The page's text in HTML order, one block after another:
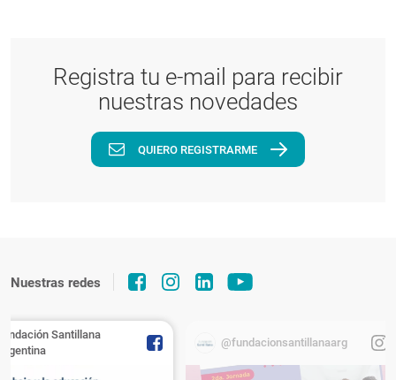
Registra tu e-mail para recibir
nuestras novedades
QUIERO REGISTRARME
Nuestras redes
Santillana
@fundacionsantillanaarg